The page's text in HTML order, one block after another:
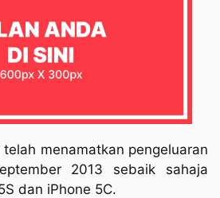
menamatkan pengeluaran
2013 sebaik sahaja
dan iPhone 5C.